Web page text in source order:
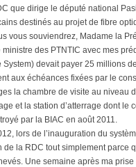
que dirige le député national
destinés au projet de fibre
vous souviendrez, Madame la
des PTNTIC avec mes
System) devait payer 25 millions
aux échéances fixées par le
la chambre de visite au niveau
et la station d’atterrage dont
par la BIAC en août 2011.
lors de l’inauguration du
de la RDC tout simplement parce
Une semaine après ma